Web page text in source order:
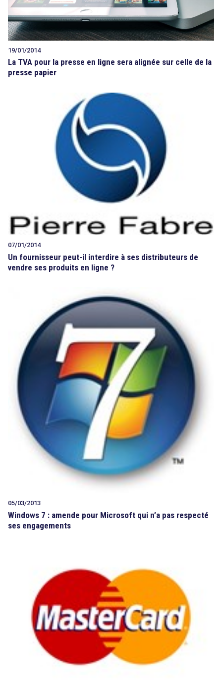
19/01/2014
La TVA pour la presse en ligne sera alignée sur celle de la
presse papier
07/01/2014
Un fournisseur peut-il interdire à ses distributeurs de
vendre ses produits en ligne ?
05/03/2013
Windows 7 : amende pour Microsoft qui n’a pas respecté
ses engagements